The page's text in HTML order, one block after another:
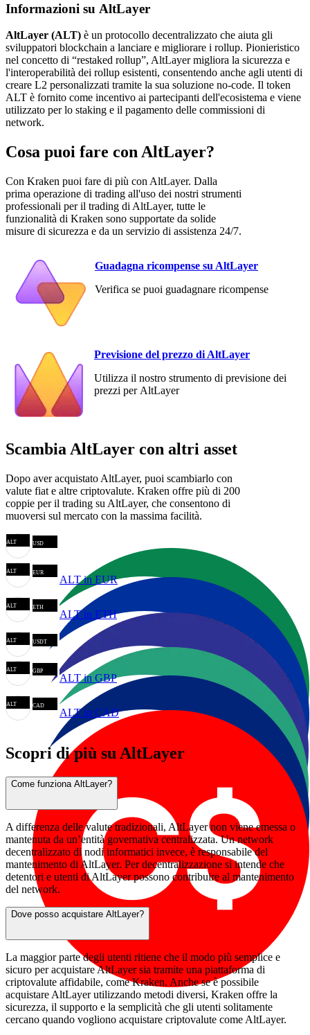
Informazioni su AltLayer
AltLayer (ALT) è un protocollo decentralizzato che aiuta gli
sviluppatori blockchain a lanciare e migliorare i rollup. Pionieristico
nel concetto di “restaked rollup”, AltLayer migliora la sicurezza e
l'interoperabilità dei rollup esistenti, consentendo anche agli utenti di
creare L2 personalizzati tramite la sua soluzione no-code. Il token
ALT è fornito come incentivo ai partecipanti dell'ecosistema e viene
utilizzato per lo staking e il pagamento delle commissioni di
network.
Cosa puoi fare con AltLayer?
Con Kraken puoi fare di più con AltLayer. Dalla
prima operazione di trading all'uso dei nostri strumenti
professionali per il trading di AltLayer, tutte le
funzionalità di Kraken sono supportate da solide
misure di sicurezza e da un servizio di assistenza 24/7.
Guadagna ricompense su AltLayer
Verifica se puoi guadagnare ricompense
Previsione del prezzo di AltLayer
Utilizza il nostro strumento di previsione dei
prezzi per AltLayer
Scambia AltLayer con altri asset
Dopo aver acquistato AltLayer, puoi scambiarlo con
valute fiat e altre criptovalute. Kraken offre più di 200
coppie per il trading su AltLayer, che consentono di
muoversi sul mercato con la massima facilità.
ALT USD
ALT EUR
ALT in EUR
ALT ETH
ALT in ETH
ALT USDT
ALT GBP
ALT in GBP
ALT CAD
ALT in CAD
Scopri di più su AltLayer
Come funziona AltLayer?
A differenza delle valute tradizionali, AltLayer non viene emessa o
mantenuta da un’entità governativa centralizzata. Un network
decentralizzato di nodi informatici invece, è responsabile del
mantenimento di AltLayer. Per decentralizzazione si intende che
detentori e utenti di AltLayer possono contribuire al mantenimento
del network.
Dove posso acquistare AltLayer?
La maggior parte degli utenti ritiene che il modo più semplice e
sicuro per acquistare AltLayer sia tramite una piattaforma di
criptovalute affidabile, come Kraken. Anche se è possibile
acquistare AltLayer utilizzando metodi diversi, Kraken offre la
sicurezza, il supporto e la semplicità che gli utenti solitamente
cercano quando vogliono acquistare criptovalute come AltLayer.